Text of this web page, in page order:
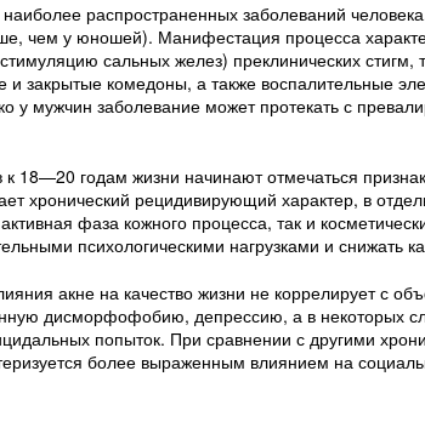
наиболее распространенных заболеваний
чем у юношей). Манифестация процесса
сальных желез) преклинических
закрытые комедоны, а также воспалительные
у мужчин заболевание может протекать с
18—20 годам жизни начинают отмечаться
хронический рецидивирующий характер, в
фаза кожного процесса, так и
психологическими нагрузками и снижать
акне на качество жизни не коррелирует с
дисморфофобию, депрессию, а в некоторых
попыток. При сравнении с другими
более выраженным влиянием на